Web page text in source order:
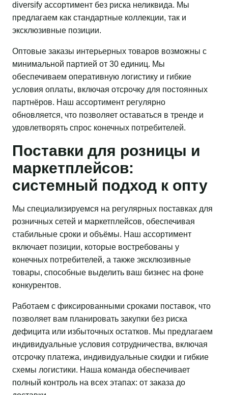
diversify ассортимент без риска неликвида. Мы
предлагаем как стандартные коллекции, так и
эксклюзивные позиции.
Оптовые заказы интерьерных товаров возможны с
минимальной партией от 30 единиц. Мы
обеспечиваем оперативную логистику и гибкие
условия оплаты, включая отсрочку для постоянных
партнёров. Наш ассортимент регулярно
обновляется, что позволяет оставаться в тренде и
удовлетворять спрос конечных потребителей.
Поставки для розницы и
маркетплейсов:
системный подход к опту
Мы специализируемся на регулярных поставках для
розничных сетей и маркетплейсов, обеспечивая
стабильные сроки и объёмы. Наш ассортимент
включает позиции, которые востребованы у
конечных потребителей, а также эксклюзивные
товары, способные выделить ваш бизнес на фоне
конкурентов.
Работаем с фиксированными сроками поставок, что
позволяет вам планировать закупки без риска
дефицита или избыточных остатков. Мы предлагаем
индивидуальные условия сотрудничества, включая
отсрочку платежа, индивидуальные скидки и гибкие
схемы логистики. Наша команда обеспечивает
полный контроль на всех этапах: от заказа до